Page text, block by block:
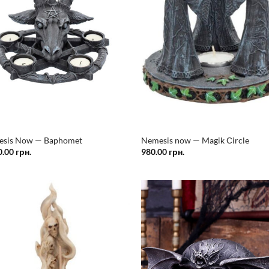
Now — Baphomet
грн.
Nemesis now — Magik Сircle
980.00 грн.